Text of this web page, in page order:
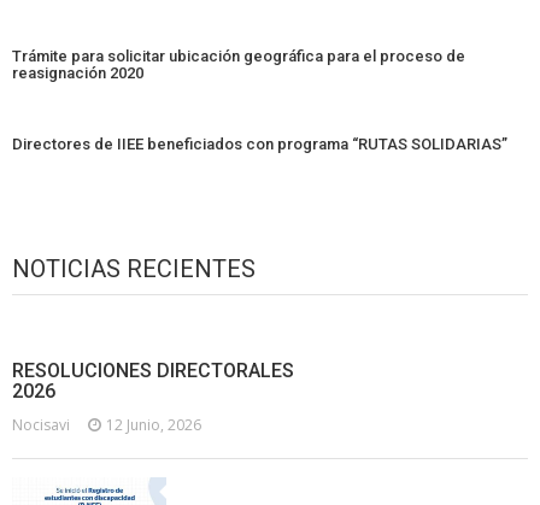
Trámite para solicitar ubicación geográfica para el proceso de
reasignación 2020
Directores de IIEE beneficiados con programa “RUTAS SOLIDARIAS”
NOTICIAS RECIENTES
RESOLUCIONES DIRECTORALES
2026
Nocisavi 12 Junio, 2026